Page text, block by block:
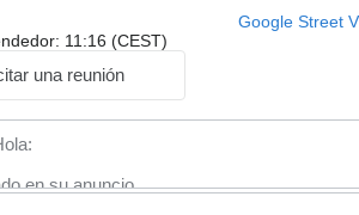
Google Street
11:16 (CEST)
una reunión